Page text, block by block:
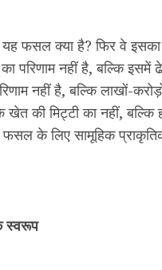
फसल क्या है? फिर वे
परिणाम नहीं है, बल्कि इसमें
नहीं है, बल्कि लाखों-
की मिट्टी का नहीं, बल्कि
के लिए सामूहिक प्राकृतिक
स्वरूप